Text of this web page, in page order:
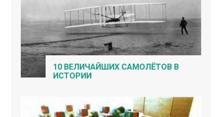
10 ВЕЛИЧАЙШИХ САМОЛЁТОВ В
ИСТОРИИ